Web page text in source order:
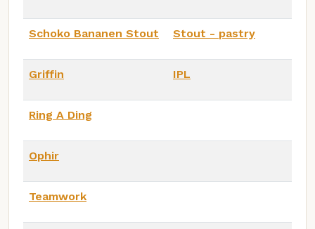
Schoko Bananen Stout Stout - pastry
Griffin IPL
Ring A Ding
Ophir
Teamwork